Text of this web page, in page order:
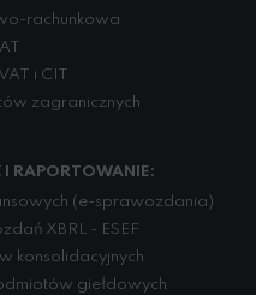
rachunkowa
i CIT
zagranicznych
RAPORTOWANIE:
(e-sprawozdania)
XBRL - ESEF
konsolidacyjnych
giełdowych